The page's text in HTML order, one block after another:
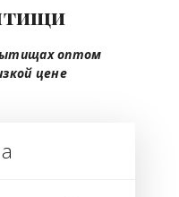
оптом
цене